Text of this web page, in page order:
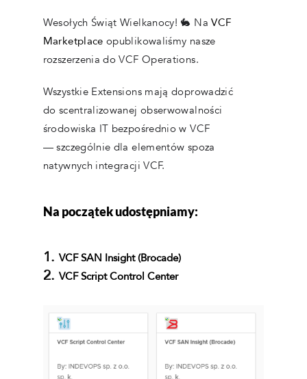
Wesołych Świąt Wielkanocy! 🐇 NaVCF
Marketplace opublikowaliśmy nasze
rozszerzenia do VCF Operations.
Wszystkie Extensions mają doprowadzić
do scentralizowanej obserwowalności
środowiska IT bezpośrednio w VCF
— szczególnie dla elementów spoza
natywnych integracji VCF.
Na początek udostępniamy:
VCF SAN Insight (Brocade)
VCF Script Control Center